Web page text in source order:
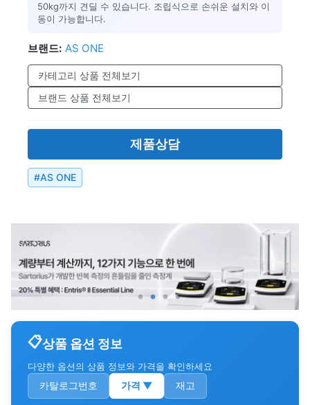
50kg까지 견딜 수 있습니다. 조립식으로 손쉬운 설치와 이
동이 가능합니다.
브랜드: AS ONE
카테고리 상품 전체보기
브랜드 상품 전체보기
제품상담
#AS ONE
상품 옵션 정보
다양한 옵션의 상품 정보와 가격을 확인하세요
카탈로그번호 가격 ▼ 재고